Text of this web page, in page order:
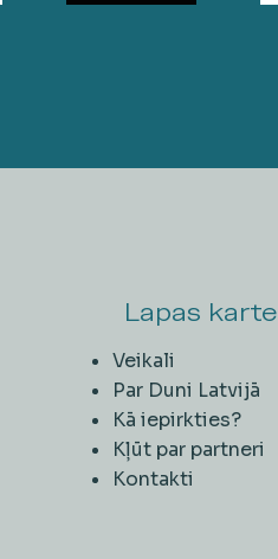
Lapas karte
Veikali
Par Duni Latvijā
Kā iepirkties?
Kļūt par partneri
Kontakti